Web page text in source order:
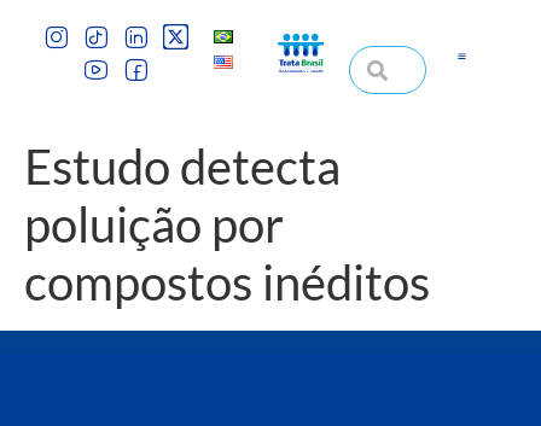
Estudo detecta
poluição por
compostos inéditos